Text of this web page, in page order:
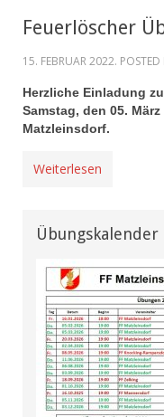
Feuerlöscher
15. FEBRUAR 2022. POSTED
Herzliche Einladung
Samstag, den 05.
Matzleinsdorf.
Weiterlesen
Übungskalender